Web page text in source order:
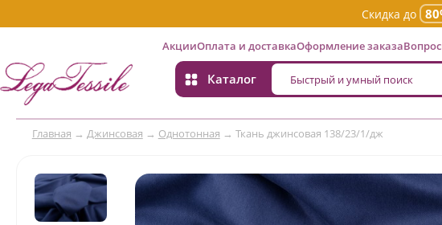
Скидка до
АкцииОплата и доставкаОформление заказа
Каталог
Главная → Джинсовая → Однотонная → Ткань джинсовая 138/23/1/дж